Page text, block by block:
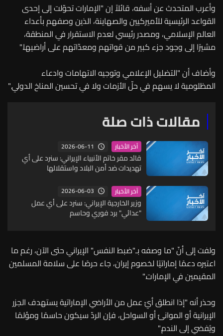
وأعرب المتحدث عن أسفه، قائلاً إن "الإمارات تحوّلت إلى إحدى
القواعد الرئيسية للأميركيين والصهاينة، الذين وصفهم بأعداء
العالم الإسلامي، ومصدر رئيسي لعدم الاستقرار في المنطقة،
مشيرًا إلى وجود جزء كبير من قواتهم ومعدّاتهم على أراضيها."
وأضاف أن "التضليل الإعلامي وتوجيه الاتهامات وادعاء
المظلومية لا يسهم في حلّ الأزمات ولا في تحسين المناخ الدولي."
مقالات ذات صلة
آخر الأخبار 2026-06-11
قائد مقر خاتم الأنبياء الإيراني: سنرد على أي
تهديدات ضد أمن البلاد واستقلالها
آخر الأخبار 2026-06-03
وزير الخارجية الإيراني: سنرد على أي عمل
"عدائي" برد فوري وحاسم
ولفت إلى أنّ "ما وصفه بـ"ضبط النفس" الإيراني حتى الآن، رغم ما
اعتبره دعمًا إماراتيًا لخصوم إيران، جاء حرصًا على سلامة المسلمين
المقيمين في الإمارات."
وحذر أنه "إذا انطلق أيّ عمل من الأراضي الإماراتية يستهدف الجزر
الإيرانية أو الموانئ أو السواحل، فإن الردّ سيكون حاسمًا ومؤلمًا
ويُفضي إلى الندم."